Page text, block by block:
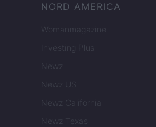
NORD AMERICA
Womanmagazine
Investing Plus
Newz
Newz US
Newz California
Newz Texas